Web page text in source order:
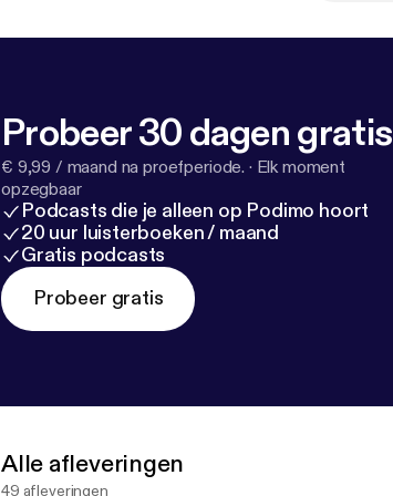
Probeer 30 dagen gratis
€ 9,99 / maand na proefperiode. · Elk moment
opzegbaar
Podcasts die je alleen op Podimo hoort
20 uur luisterboeken / maand
Gratis podcasts
Probeer gratis
Alle afleveringen
49 afleveringen